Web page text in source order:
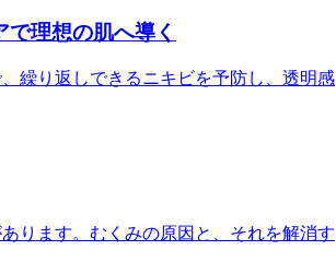
理想の肌へ導く
繰り返しできるニキビを予防し、透明感
ります。むくみの原因と、それを解消す